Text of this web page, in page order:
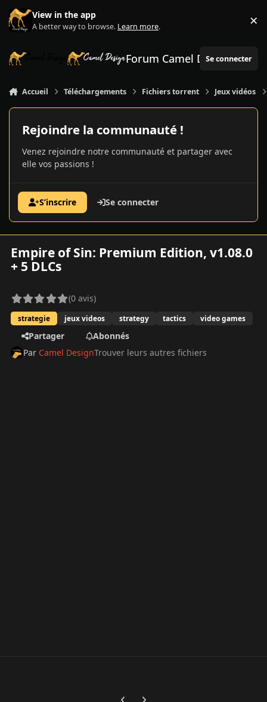
Aller au contenu
View in the app
A better way to browse. Learn more. ×
Forum Camel Design
Se connecter
Accueil Téléchargements Fichiers torrent Jeux vidéos
Rejoindre la communauté !
Venez rejoindre notre communauté et partager avec
elle vos passions !
S’inscrire Se connecter
Empire of Sin: Premium Edition, v1.08.0
+ 5 DLCs
(0 avis)
strategie jeux videos strategy tactics video games
Partager
Abonnés
Par Camel DesignTrouver leurs autres fichiers
Previous carousel slide
Next carousel slide